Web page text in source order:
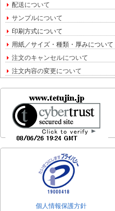
配送について
サンプルについて
印刷方式について
用紙／サイズ・種類・厚みについて
注文のキャンセルについて
注文内容の変更について
個人情報保護方針